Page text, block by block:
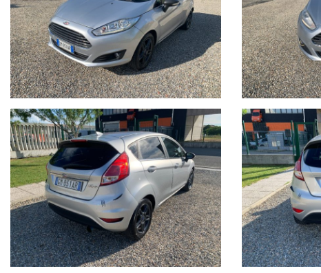
ESPERIENZA VENTENNALE , SERIETA' E COMPETENZA,
LE GARANZIE RILASCIATE SONO UTILIZZABILI IN TUTTO IL
FINANZIAMENTI PERSONALIZZABILI CON TASSI AGEVOLATI E
Il prezzo indicato del veicolo non include i seguenti costi, che
•Tagliando di manutenzione ordinaria (se necessario)
•Revisione ministeriale (se in scadenza)
•Eventuali interventi o ripristini meccanici ed estetici non
specificamente indicati nell’annuncio
•Passaggio di proprieta
Il veicolo viene venduto nello stato in cui si trova, con possibilità
Si consiglia di verificare la disponibilità effettiva della vettura
Auto Italia si scusa per eventuali imprecisioni dovessero